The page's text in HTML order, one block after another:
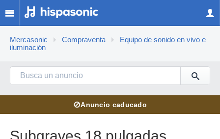
Mercasonic Compraventa
Equipo de sonido en vivo e
iluminación
⊘Anuncio caducado